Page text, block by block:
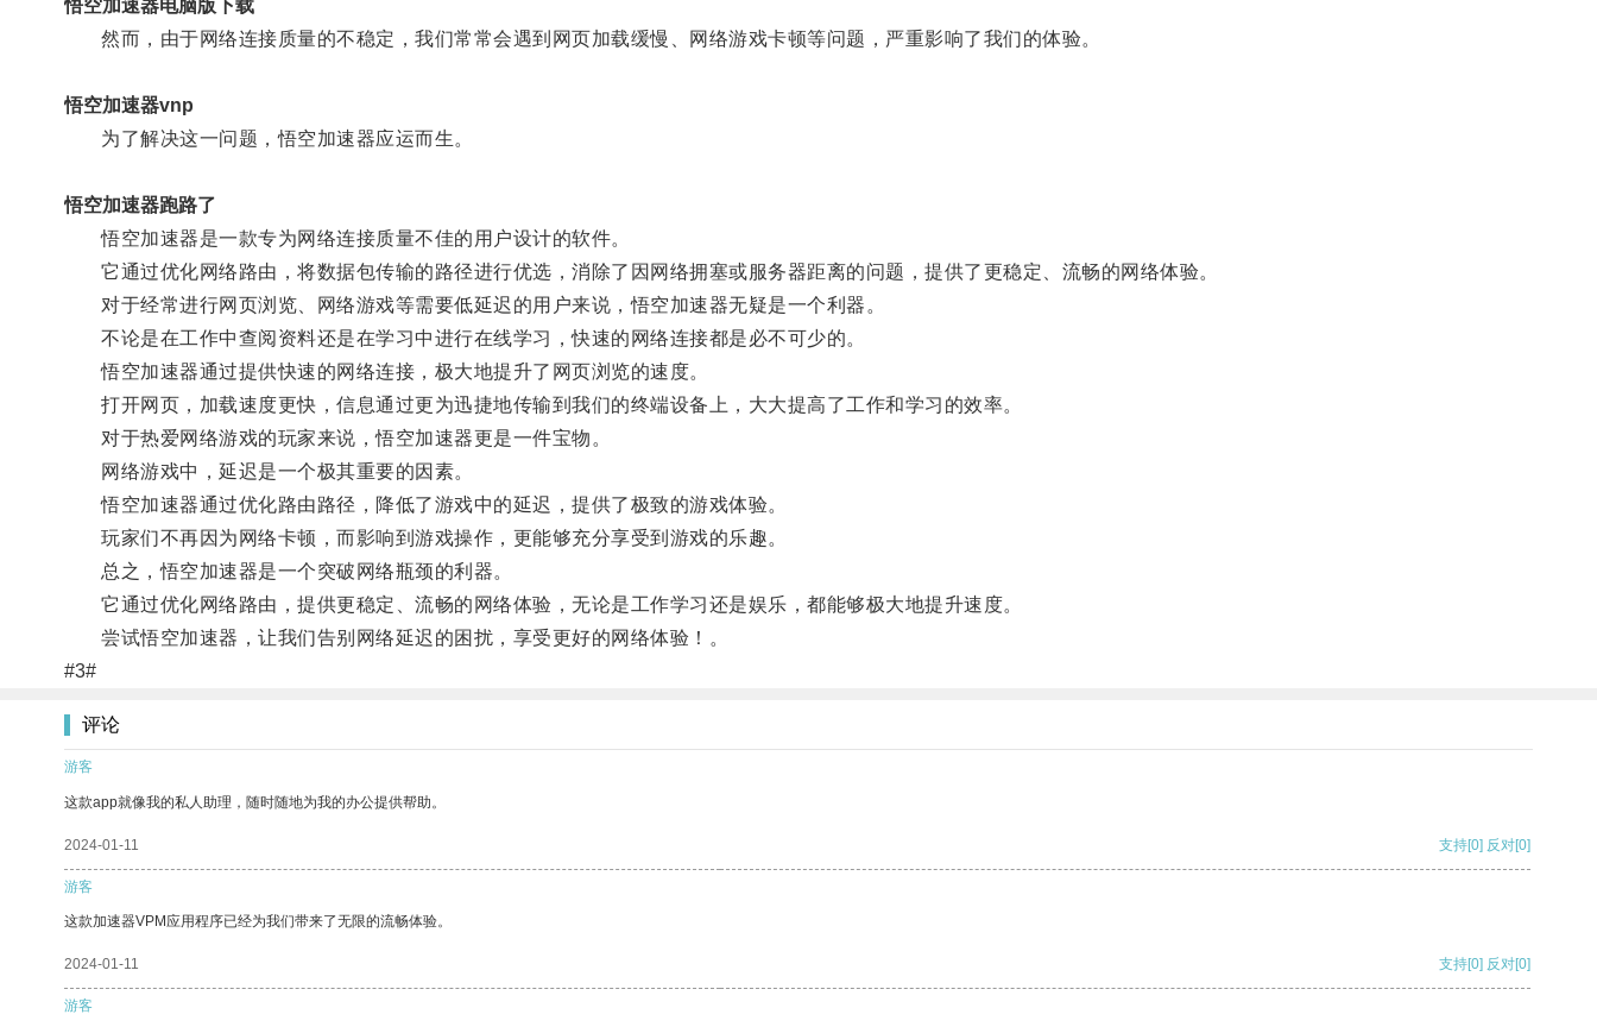
悟空加速器电脑版下载
然而，由于网络连接质量的不稳定，我们常常会遇到网页加载缓慢、网络游戏卡顿等问题，严重影响了我们的体验。
悟空加速器vnp
为了解决这一问题，悟空加速器应运而生。
悟空加速器跑路了
悟空加速器是一款专为网络连接质量不佳的用户设计的软件。
它通过优化网络路由，将数据包传输的路径进行优选，消除了因网络拥塞或服务器距离的问题，提供了更稳定、流畅的网络体验。
对于经常进行网页浏览、网络游戏等需要低延迟的用户来说，悟空加速器无疑是一个利器。
不论是在工作中查阅资料还是在学习中进行在线学习，快速的网络连接都是必不可少的。
悟空加速器通过提供快速的网络连接，极大地提升了网页浏览的速度。
打开网页，加载速度更快，信息通过更为迅捷地传输到我们的终端设备上，大大提高了工作和学习的效率。
对于热爱网络游戏的玩家来说，悟空加速器更是一件宝物。
网络游戏中，延迟是一个极其重要的因素。
悟空加速器通过优化路由路径，降低了游戏中的延迟，提供了极致的游戏体验。
玩家们不再因为网络卡顿，而影响到游戏操作，更能够充分享受到游戏的乐趣。
总之，悟空加速器是一个突破网络瓶颈的利器。
它通过优化网络路由，提供更稳定、流畅的网络体验，无论是工作学习还是娱乐，都能够极大地提升速度。
尝试悟空加速器，让我们告别网络延迟的困扰，享受更好的网络体验！。
#3#
评论
游客
这款app就像我的私人助理，随时随地为我的办公提供帮助。
2024-01-11 支持[0] 反对[0]
游客
这款加速器VPM应用程序已经为我们带来了无限的流畅体验。
2024-01-11 支持[0] 反对[0]
游客